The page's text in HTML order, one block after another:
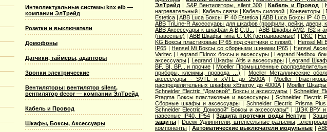
Интеллектуальные системы knx eib —
компании ЭлТрейд
Розетки и выключатели
Домофоны
Датчики, таймеры, адапторы
Звонки электрические
Вентиляторы: вентилятор silent,
вентилятор decor — компании ЭлТрейд
Кабель и Провод
Шкафы, Боксы, Аксессуары
ЭлТрейд | S&P Вентиляторы, silent 300 |Кабель и Провод |
нагревательный| Кабель связи | Кабель силовой |Конвекторы |
Estetica|ABB Luca Боксы IP 40 Estetica| ABB Luca Боксы IP 40
ABB TriLine-R Аксессуары для шкафов (профили, рейки, двери,
ABB Аксессуары к шкафам A,B,C,U...
|ABB Шкафы AM2, IS2 и
(навесные) | ABB Шкафы типа U, UK (встраиваемые) |DKC |
KG Боксы пластиковые IP 65 под счетчики с пломб. | Hensel Mi
IP65|Hensel Mi Боксы со сборными шинами IP65 |Hensel
Varitec | Legrand Ekinox боксы и аксессуры| Legrand Nedbox
аксессуары|Legrand Шкафы Altis и аксессуары|Legrand
BF, BI, BP... и прочие |Moeller Промышленные
приборы, клеммы, провода …)
| Moeller Металлические
аксессуары - SVTL и xVTL до 2500А|Moeller
распределительных шкафов xEnergy до 4000А | Moeller Шкафы
Schneider Electric "Домовой" Боксы и аксессуары |Schneider
Pragma Боксы пластиковые и аксессуары | Schneider Electric
Сборные шкафы и аксессуары| Schneider Electric Prisma
Schneider Electric Домовой" Боксы и аксессуары" | ЩЭК ВРУ и
навесные IP40, IP54|Защита протечки воды Нептун |
защиты|Duewi Удлинители, штепсельные разъемы,
компоненты| Автоматические выключатели модульные |